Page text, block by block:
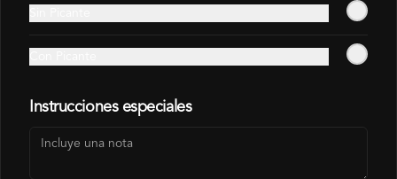
Gohan Pollo
Arma Tu Gohan
Instrucciones especiales